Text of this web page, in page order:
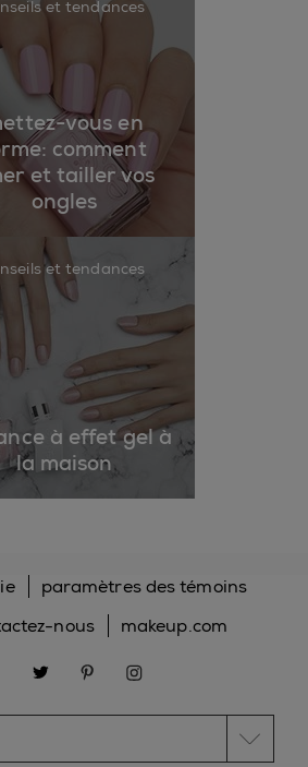
et tendances
vous en
comment
et tailler vos
ongles
et tendances
à effet gel à
la maison
paramètres des témoins
nous
makeup.com
facebooktwitter pinterest